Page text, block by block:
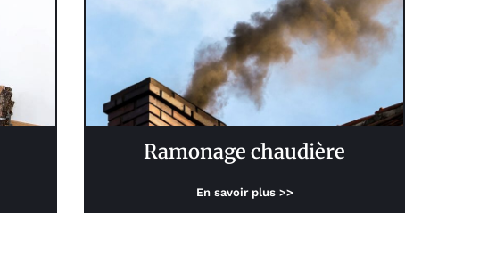
Ramonage chaudière
En savoir plus >>